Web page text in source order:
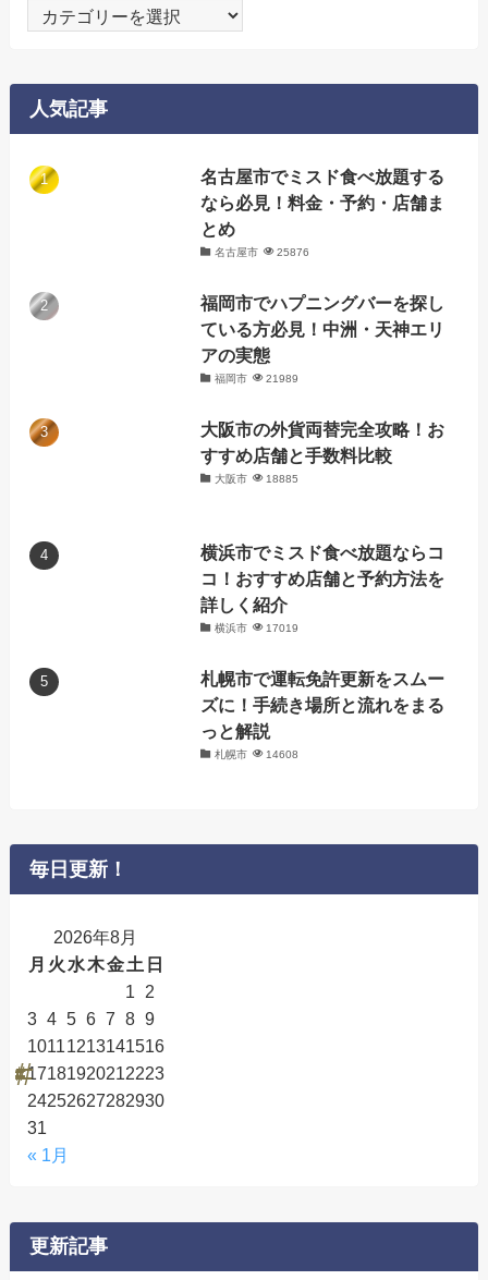
テ
ー
人気記事
名古屋市でミスド食べ放題する
なら必見！料金・予約・店舗ま
とめ
名古屋市 25876
福岡市でハプニングバーを探し
ている方必見！中洲・天神エリ
アの実態
福岡市 21989
大阪市の外貨両替完全攻略！お
すすめ店舗と手数料比較
大阪市 18885
横浜市でミスド食べ放題ならコ
コ！おすすめ店舗と予約方法を
詳しく紹介
横浜市 17019
札幌市で運転免許更新をスムー
ズに！手続き場所と流れをまる
っと解説
札幌市 14608
毎日更新！
2026年8月
月 火 水木金土 日
1
2
3 4 5 6 7 8 9
10111213141516
17181920212223
24252627282930
31
« 1月
更新記事